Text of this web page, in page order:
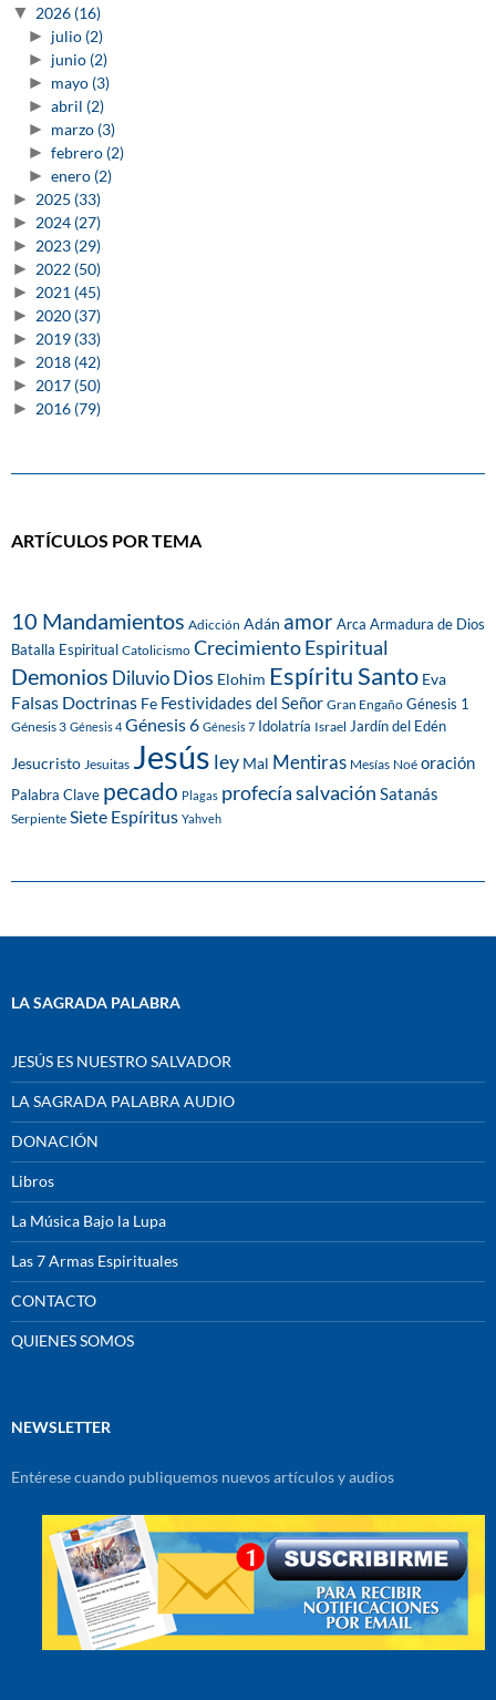
▼ 2026 (16)
► julio (2)
► junio (2)
► mayo (3)
► abril (2)
► marzo (3)
► febrero (2)
► enero (2)
► 2025 (33)
► 2024 (27)
► 2023 (29)
► 2022 (50)
► 2021 (45)
► 2020 (37)
► 2019 (33)
► 2018 (42)
► 2017 (50)
► 2016 (79)
ARTÍCULOS POR TEMA
10 Mandamientos Adicción Adán amorArca Armadura de Dios
Batalla Espiritual Catolicismo Crecimiento Espiritual
Demonios DiluvioDios Elohim Espíritu Santo Eva
Falsas Doctrinas Fe Festividades del Señor Gran Engaño Génesis 1
Génesis 3 Génesis 4 Génesis 6 Génesis 7 Idolatría Israel Jardín del Edén
Jesucristo Jesuitas Jesús ley Mal Mentiras Mesías Noé oración
Palabra Clave pecado Plagas profecíasalvación Satanás
Serpiente Siete Espíritus Yahveh
LA SAGRADA PALABRA
JESÚS ES NUESTRO SALVADOR
LA SAGRADA PALABRA AUDIO
DONACIÓN
Libros
La Música Bajo la Lupa
Las 7 Armas Espirituales
CONTACTO
QUIENES SOMOS
NEWSLETTER
Entérese cuando publiquemos nuevos artículos y audios